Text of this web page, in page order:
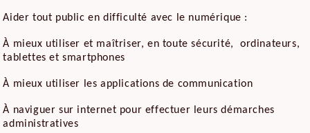
Aider tout public en difficulté avec le numérique :
À mieux utiliser et maîtriser, en toute sécurité, ordinateurs,
tablettes et smartphones
À mieux utiliser les applications de communication
À naviguer sur internet pour effectuer leurs démarches
administratives